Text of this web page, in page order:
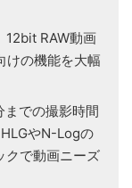
12bit RAW動画
けの機能を大幅
までの撮影時間
やN-Logの
クで動画ニーズ